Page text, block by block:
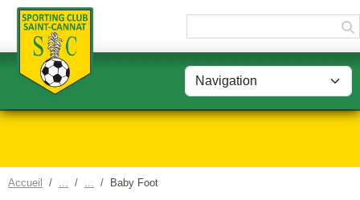
Accueil Baby Foot
Panneau de gestion des cookies